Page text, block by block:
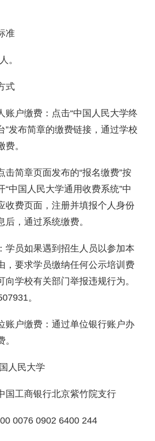
准
。
式
账户缴费：点击“中国人民大学终
”发布简章的缴费链接，通过学校
。
击简章页面发布的“报名缴费”按
“中国人民大学通用收费系统”中
收费页面，注册并填报个人身份
后，通过系统缴费。
学员如果遇到招生人员以参加本
，要求学员缴纳任何公示培训费
向学校有关部门举报违规行为。
。
账户缴费：通过单位银行账户办
人民大学
国工商银行北京紫竹院支行
0076 0902 6400 244